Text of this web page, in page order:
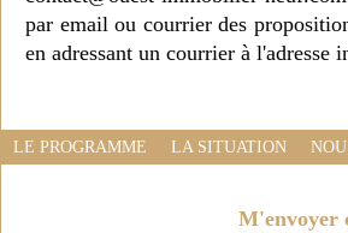
par email ou courrier des
en adressant un courrier à l'adresse
LE PROGRAMME LA SITUATION
M'envoyer